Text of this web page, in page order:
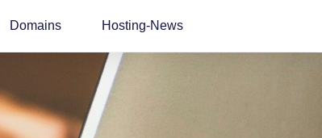
Domains Hosting-News